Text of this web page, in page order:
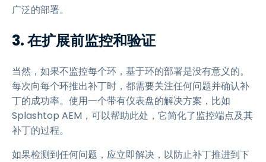
广泛的部署。
3. 在扩展前监控和验证
当然，如果不监控每个环，基于环的部署是没有意义的。
每次向每个环推出补丁时，都需要关注任何问题并确认补
丁的成功率。使用一个带有仪表盘的解决方案，比如
Splashtop AEM，可以帮助此处，它简化了监控端点及其
补丁的过程。
如果检测到任何问题，应立即解决，以防止补丁推进到下